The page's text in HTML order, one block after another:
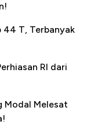
44 T, Terbanyak
RI dari
Modal Melesat